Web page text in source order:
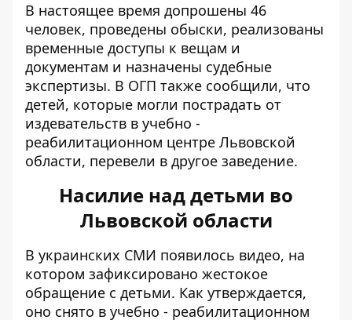
В настоящее время допрошены 46
человек, проведены обыски, реализованы
временные доступы к вещам и
документам и назначены судебные
экспертизы. В ОГП также сообщили, что
детей, которые могли пострадать от
издевательств в учебно -
реабилитационном центре Львовской
области, перевели в другое заведение.
Насилие над детьми во
Львовской области
В украинских СМИ появилось видео, на
котором зафиксировано жестокое
обращение с детьми. Как утверждается,
оно снято в учебно - реабилитационном